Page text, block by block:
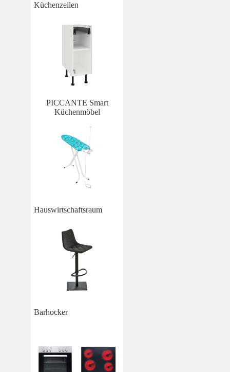
Küchenzeilen
PICCANTE Smart
Küchenmöbel
Hauswirtschaftsraum
Barhocker